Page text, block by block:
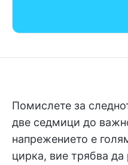
Помислете за
две седмици до
напрежението е
цирка, вие трябва да